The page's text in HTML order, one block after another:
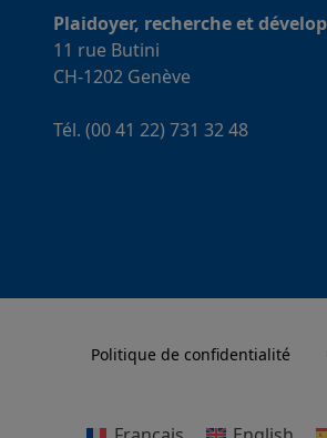
Plaidoyer, recherche et
11 rue Butini
CH-1202 Genève
Tél. (00 41 22) 731 32 48
Politique de confidentialité